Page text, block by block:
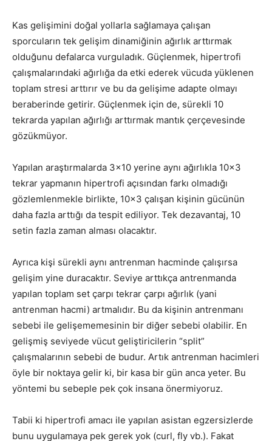
Kas gelişimini doğal yollarla sağlamaya çalışan
sporcuların tek gelişim dinamiğinin ağırlık arttırmak
olduğunu defalarca vurguladık. Güçlenmek, hipertrofi
çalışmalarındaki ağırlığa da etki ederek vücuda yüklenen
toplam stresi arttırır ve bu da gelişime adapte olmayı
beraberinde getirir. Güçlenmek için de, sürekli 10
tekrarda yapılan ağırlığı arttırmak mantık çerçevesinde
gözükmüyor.
Yapılan araştırmalarda 3×10 yerine aynı ağırlıkla 10×3
tekrar yapmanın hipertrofi açısından farkı olmadığı
gözlemlenmekle birlikte, 10×3 çalışan kişinin gücünün
daha fazla arttığı da tespit ediliyor. Tek dezavantaj, 10
setin fazla zaman alması olacaktır.
Ayrıca kişi sürekli aynı antrenman hacminde çalışırsa
gelişim yine duracaktır. Seviye arttıkça antrenmanda
yapılan toplam set çarpı tekrar çarpı ağırlık (yani
antrenman hacmi) artmalıdır. Bu da kişinin antrenmanı
sebebi ile gelişememesinin bir diğer sebebi olabilir. En
gelişmiş seviyede vücut geliştiricilerin “split”
çalışmalarının sebebi de budur. Artık antrenman hacimleri
öyle bir noktaya gelir ki, bir kasa bir gün anca yeter. Bu
yöntemi bu sebeple pek çok insana önermiyoruz.
Tabii ki hipertrofi amacı ile yapılan asistan egzersizlerde
bunu uygulamaya pek gerek yok (curl, fly vb.). Fakat